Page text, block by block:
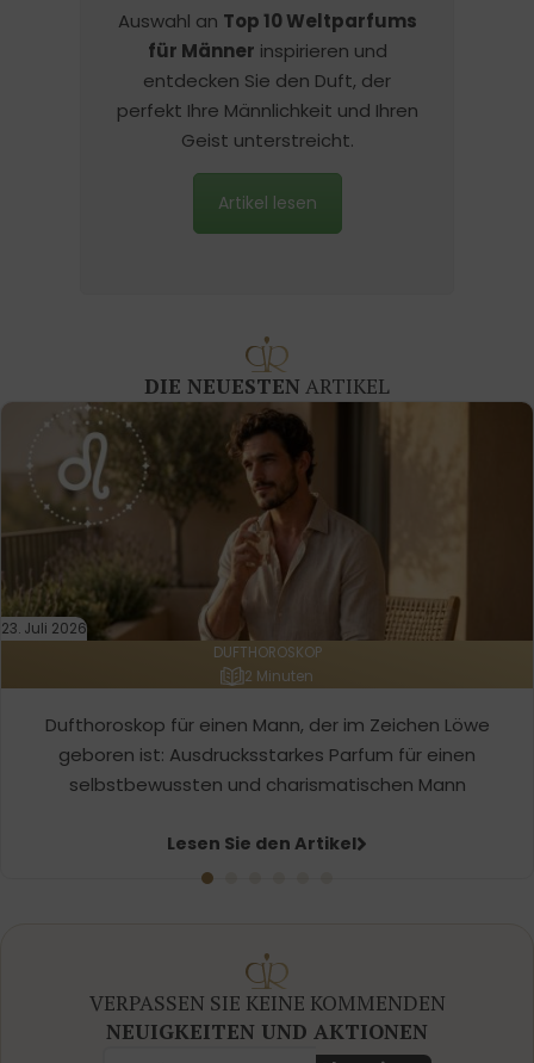
Auswahl an Top 10 Weltparfums
für Männer inspirieren und
entdecken Sie den Duft, der
perfekt Ihre Männlichkeit und Ihren
Geist unterstreicht.
Artikel lesen
DIE NEUESTEN ARTIKEL
23. Juli 2026
DUFTHOROSKOP
2 Minuten
Dufthoroskop für einen Mann, der im Zeichen Löwe
geboren ist: Ausdrucksstarkes Parfum für einen
selbstbewussten und charismatischen Mann
Lesen Sie den Artikel
VERPASSEN SIE KEINE KOMMENDEN
NEUIGKEITEN UND AKTIONEN